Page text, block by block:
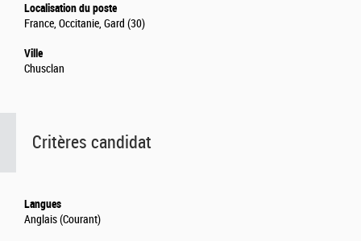
Localisation du poste
France, Occitanie, Gard (30)
Ville
Chusclan
Critères candidat
Langues
Anglais (Courant)